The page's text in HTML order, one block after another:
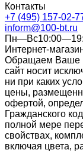
Контакты
+7 (495) 157-02-
inform@100-bt.ru
Интернет-
Обращаем Ваше
сайт носит
ни при каких
цены,
офертой,
Гражданского
полной мере
свойствах,
включая цвета,